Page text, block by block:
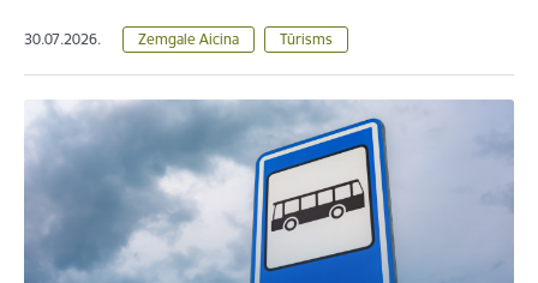
30.07.2026. Zemgale Aicina Tūrisms